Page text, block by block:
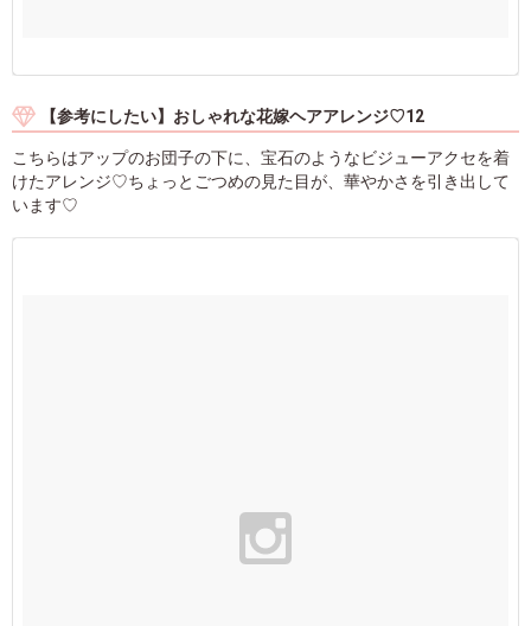
【参考にしたい】おしゃれな花嫁ヘアアレンジ♡12
こちらはアップのお団子の下に、宝石のようなビジューアクセを着
けたアレンジ♡ちょっとごつめの見た目が、華やかさを引き出して
います♡